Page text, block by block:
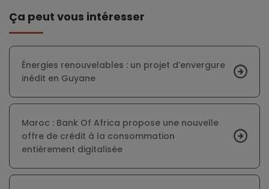
Ça peut vous intéresser
Énergies renouvelables : un projet d’envergure
inédit en Guyane
Maroc : Bank Of Africa propose une nouvelle
offre de crédit à la consommation
entièrement digitalisée